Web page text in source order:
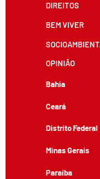
DIREITOS
BEM VIVER
OPINIÃO
Bahia
Ceará
Distrito Federal
Minas Gerais
Paraíba